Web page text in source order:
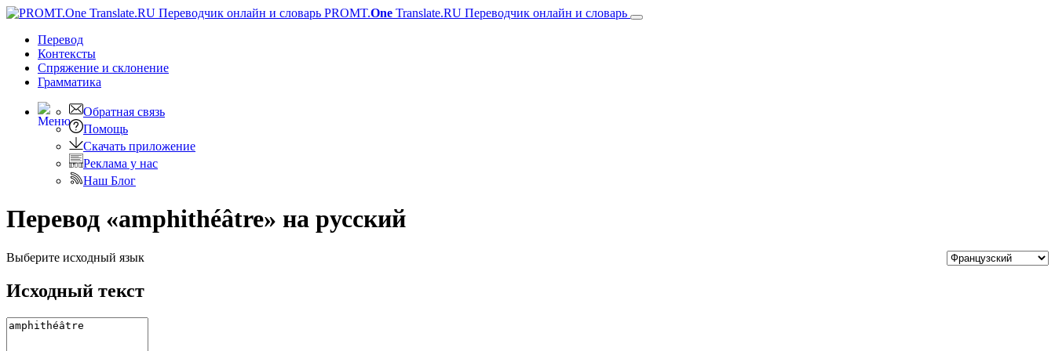
PROMT.One Translate.RU Переводчик онлайн и словарь
Перевод
Контексты
Спряжение и склонение
Грамматика
Обратная связь
Помощь
Скачать приложение
Реклама у нас
Наш Блог
Перевод «amphithéâtre» на русский
Выберите исходный язык
Исходный текст